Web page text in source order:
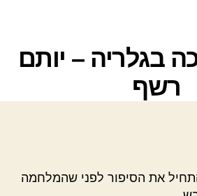
בגלריה – יותם
רשף
את הסיפור לפני שהמלחמה